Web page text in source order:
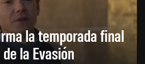
la temporada final
la Evasión